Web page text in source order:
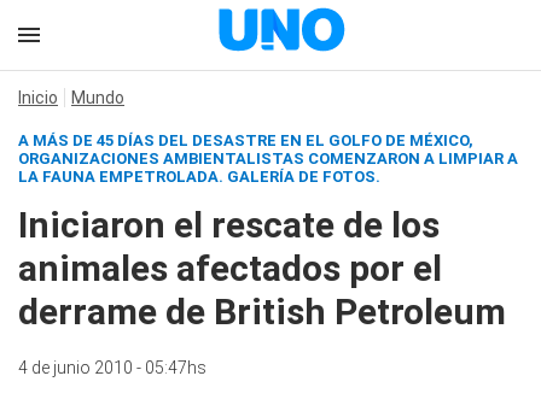
Inicio Mundo
A MÁS DE 45 DÍAS DEL DESASTRE EN EL GOLFO DE MÉXICO,
ORGANIZACIONES AMBIENTALISTAS COMENZARON A LIMPIAR A
LA FAUNA EMPETROLADA. GALERÍA DE FOTOS.
Iniciaron el rescate de los
animales afectados por el
derrame de British Petroleum
4 de junio 2010 - 05:47hs